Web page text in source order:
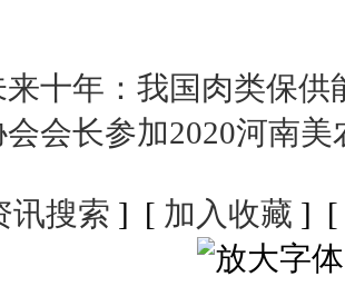
来十年：我国肉类保
会会长参加2020河南
讯搜索 ] [ 加入收藏 ] [